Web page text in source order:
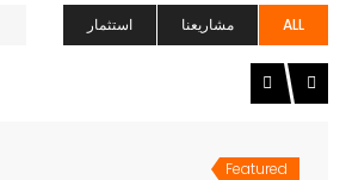
ALL مشاريعنا استثمار
Featured